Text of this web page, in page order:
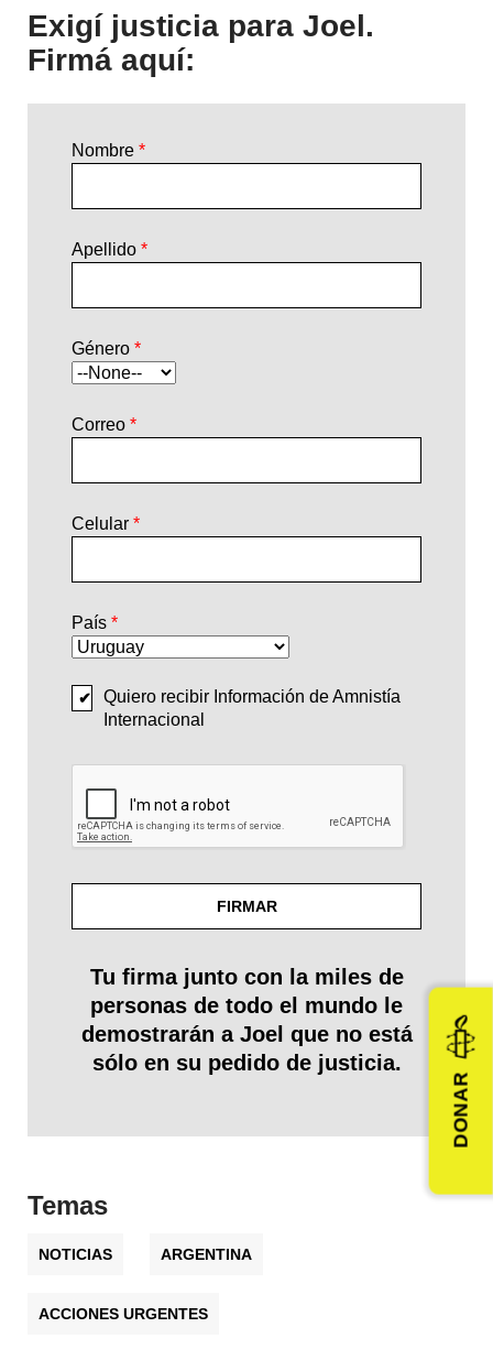
Exigí justicia para Joel.
Firmá aquí:
Nombre
Apellido
Género
Correo
Celular
País
Quiero recibir Información de Amnistía
Internacional
Tu firma junto con la miles de
personas de todo el mundo le
demostrarán a Joel que no está
sólo en su pedido de justicia.
Temas
NOTICIAS ARGENTINA
ACCIONES URGENTES
DONAR